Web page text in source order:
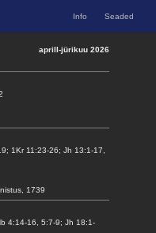
Info Seaded
aprill-jürikuu 2026
1Kr 11:23-26; Jh 13:1-17,
1739
4:14-16, 5:7-9; Jh 18:1-